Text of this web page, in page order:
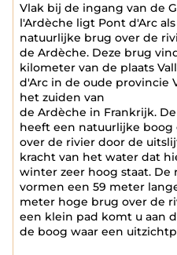
Vlak bij de ingang van de
l'Ardèche ligt Pont d'Arc
natuurlijke brug over de
de Ardèche. Deze brug
kilometer van de plaats
d'Arc in de oude provincie
het zuiden van
de Ardèche in Frankrijk.
heeft een natuurlijke boog
over de rivier door de
kracht van het water dat
winter zeer hoog staat. De
vormen een 59 meter
meter hoge brug over de
een klein pad komt u aan
de boog waar een